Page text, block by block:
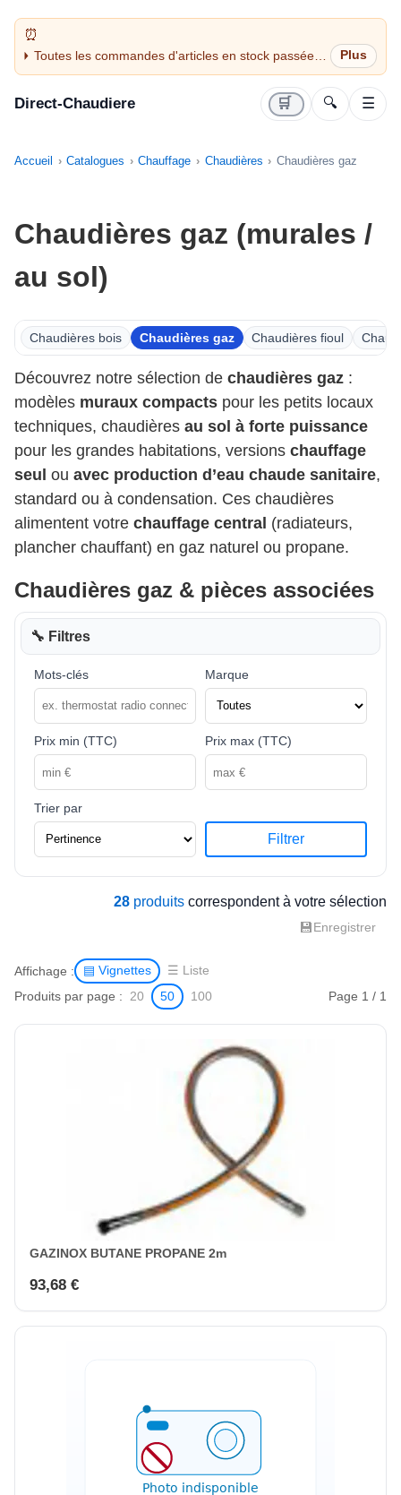
Toutes les commandes d'articles en stock passées
avant 14H sont expédiées le jour même (jours
Direct-Chaudiere 🛒 🔍 ☰
Accueil Catalogues Chauffage Chaudières Chaudières gaz
Chaudières gaz (murales /
au sol)
Chaudières bois Chaudières gaz Chaudières fioul
Découvrez notre sélection de chaudières gaz :
modèles muraux compacts pour les petits locaux
techniques, chaudières au sol à forte puissance
pour les grandes habitations, versions chauffage
seul ou avec production d’eau chaude sanitaire,
standard ou à condensation. Ces chaudières
alimentent votre chauffage central (radiateurs,
plancher chauffant) en gaz naturel ou propane.
Chaudières gaz & pièces associées
🔧 Filtres
Mots-clés Marque
Prix min (TTC) Prix max (TTC)
Trier par
Filtrer
28 produits correspondent à votre sélection
💾Enregistrer
Affichage : ▤ Vignettes ☰ Liste
Produits par page : 20 50 100 Page 1 / 1
GAZINOX BUTANE PROPANE 2m
93,68 €